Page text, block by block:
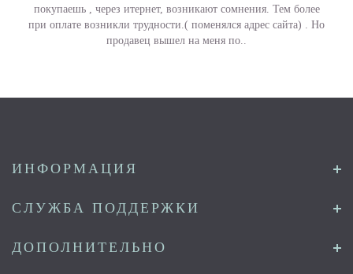
покупаешь , через итернет, возникают сомнения. Тем более
при оплате возникли трудности.( поменялся адрес сайта) . Но
продавец вышел на меня по..
ИНФОРМАЦИЯ
СЛУЖБА ПОДДЕРЖКИ
ДОПОЛНИТЕЛЬНО